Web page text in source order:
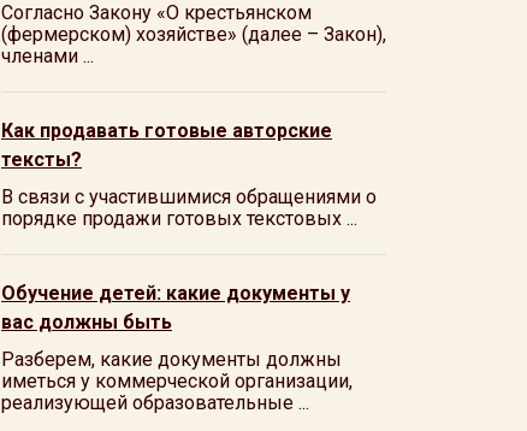
Согласно Закону «О крестьянском
(фермерском) хозяйстве» (далее – Закон),
членами ...
Как продавать готовые авторские
тексты?
В связи с участившимися обращениями о
порядке продажи готовых текстовых ...
Обучение детей: какие документы у
вас должны быть
Разберем, какие документы должны
иметься у коммерческой организации,
реализующей образовательные ...